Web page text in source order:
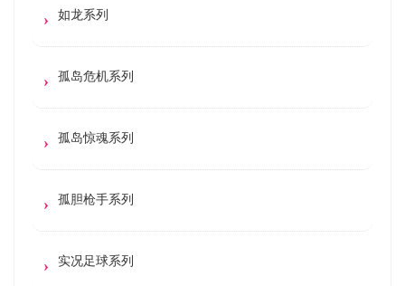
如龙系列
孤岛危机系列
孤岛惊魂系列
孤胆枪手系列
实况足球系列